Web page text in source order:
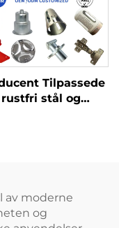
Tilpassede
rustfri stål og
av moderne
og